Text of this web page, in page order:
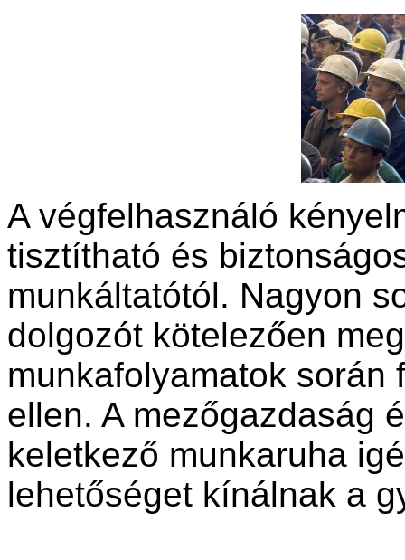
A végfelhasználó
tisztítható és
munkáltatótól. Nagyon
dolgozót kötelezően
munkafolyamatok során
ellen. A mezőgazdaság
keletkező munkaruha
lehetőséget kínálnak a